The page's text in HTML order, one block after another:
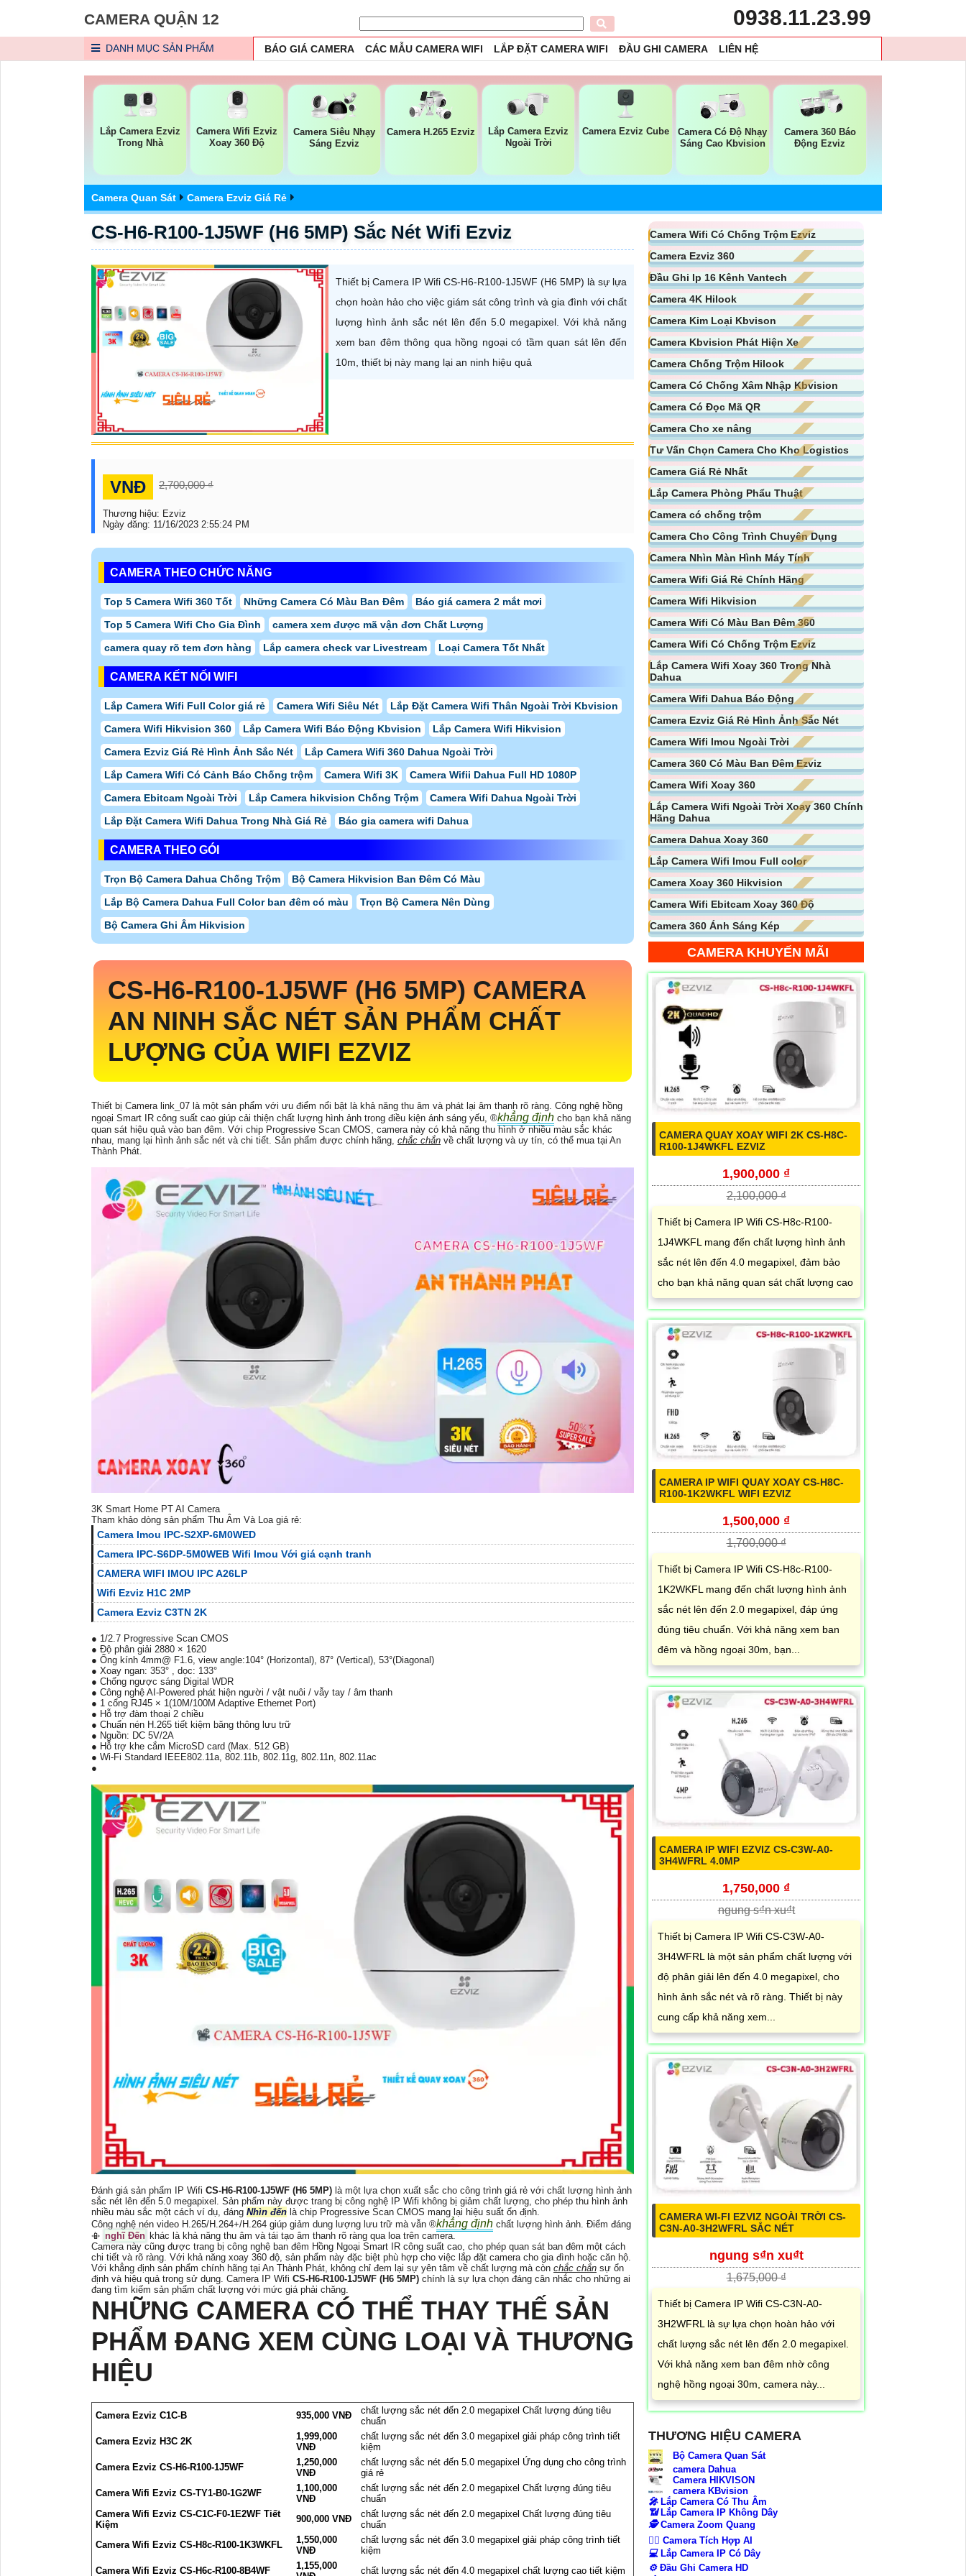
CAMERA QUẬN 12 0938.11.23.99
DANH MỤC SẢN PHẨM BÁO GIÁ CAMERA CÁC MẪU CAMERA WIFI LẮP ĐẶT CAMERA WIFI ĐẦU GHI CAMERA LIÊN HỆ
Lắp Camera Ezviz
Trong Nhà
Camera Wifi Ezviz
Xoay 360 Độ
Camera Siêu Nhạy
Sáng Ezviz
Camera H.265 Ezviz
Lắp Camera Ezviz
Ngoài Trời
Camera Ezviz Cube
Camera Có Độ Nhạy
Sáng Cao Kbvision
Camera 360 Báo
Động Ezviz
Camera Quan Sát Camera Ezviz Giá Rẻ
CS-H6-R100-1J5WF (H6 5MP) Sắc Nét Wifi Ezviz
Thiết bị Camera IP Wifi CS-H6-R100-1J5WF (H6 5MP) là sự lựa
chọn hoàn hảo cho việc giám sát công trình và gia đình với chất
lượng hình ảnh sắc nét lên đến 5.0 megapixel. Với khả năng
xem ban đêm thông qua hồng ngoại có tầm quan sát lên đến
10m, thiết bị này mang lại an ninh hiệu quả
VNĐ 2,700,000 ₫
Thương hiệu: Ezviz
Ngày đăng: 11/16/2023 2:55:24 PM
CAMERA THEO CHỨC NĂNG
Top 5 Camera Wifi 360 Tốt Những Camera Có Màu Ban Đêm
Báo giá camera 2 mắt mơi
Top 5 Camera Wifi Cho Gia Đình
camera xem được mã vận đơn Chất Lượng
camera quay rõ tem đơn hàng
Lắp camera check var Livestream Loại Camera Tốt Nhất
CAMERA KẾT NỐI WIFI
Lắp Camera Wifi Full Color giá rẻ Camera Wifi Siêu Nét
Lắp Đặt Camera Wifi Thân Ngoài Trời Kbvision
Camera Wifi Hikvision 360
Lắp Camera Wifi Báo Động Kbvision
Lắp Camera Wifi Hikvision
Camera Ezviz Giá Rẻ Hình Ảnh Sắc Nét
Lắp Camera Wifi 360 Dahua Ngoài Trời
Lắp Camera Wifi Có Cảnh Báo Chống trộm
Camera Wifi 3K
Camera Wifii Dahua Full HD 1080P
Camera Ebitcam Ngoài Trời
Lắp Camera hikvision Chống Trộm
Camera Wifi Dahua Ngoài Trời
Lắp Đặt Camera Wifi Dahua Trong Nhà Giá Rẻ
Báo gia camera wifi Dahua
CAMERA THEO GÓI
Trọn Bộ Camera Dahua Chống Trộm
Bộ Camera Hikvision Ban Đêm Có Màu
Lắp Bộ Camera Dahua Full Color ban đêm có màu
Trọn Bộ Camera Nên Dùng
Bộ Camera Ghi Âm Hikvision
CS-H6-R100-1J5WF (H6 5MP) CAMERA
AN NINH SẮC NÉT SẢN PHẨM CHẤT
LƯỢNG CỦA WIFI EZVIZ
Thiết bị Camera link_07 là một sản phẩm với ưu điểm nổi bật là khả năng thu âm và phát lại âm thanh rõ ràng. Công nghệ hồng
ngoại Smart IR công suất cao giúp cải thiện chất lượng hình ảnh trong điều kiện ánh sáng yếu, ®️khẳng định cho bạn khả năng
quan sát hiệu quả vào ban đêm. Với chip Progressive Scan CMOS, camera này có khả năng thu hình ở nhiều màu sắc khác
nhau, mang lại hình ảnh sắc nét và chi tiết. Sản phẩm được chính hãng, chắc chắn về chất lượng và uy tín, có thể mua tại An
Thành Phát.
3K Smart Home PT AI Camera
Tham khảo dòng sản phẩm Thu Âm Và Loa giá rẻ:
Camera Imou IPC-S2XP-6M0WED
Camera IPC-S6DP-5M0WEB Wifi Imou Với giá cạnh tranh
CAMERA WIFI IMOU IPC A26LP
Wifi Ezviz H1C 2MP
Camera Ezviz C3TN 2K
● 1/2.7 Progressive Scan CMOS
● Độ phân giải 2880 × 1620
● Ống kính 4mm@ F1.6, view angle:104° (Horizontal), 87° (Vertical), 53°(Diagonal)
● Xoay ngan: 353° , dọc: 133°
● Chống ngược sáng Digital WDR
● Công nghệ AI-Powered phát hiện người / vật nuôi / vẫy tay / âm thanh
● 1 cổng RJ45 × 1(10M/100M Adaptive Ethernet Port)
● Hỗ trợ đàm thoại 2 chiều
● Chuẩn nén H.265 tiết kiệm băng thông lưu trữ
● Nguồn: DC 5V/2A
● Hỗ trợ khe cắm MicroSD card (Max. 512 GB)
● Wi-Fi Standard IEEE802.11a, 802.11b, 802.11g, 802.11n, 802.11ac
●
Đánh giá sản phẩm IP Wifi CS-H6-R100-1J5WF (H6 5MP) là một lựa chọn xuất sắc cho công trình giá rẻ với chất lượng hình ảnh
sắc nét lên đến 5.0 megapixel. Sản phẩm này được trang bị công nghệ IP Wifi không bị giảm chất lượng, cho phép thu hình ảnh
nhiều màu sắc một cách ví dụ, đáng Nhìn đến là chip Progressive Scan CMOS mang lại hiệu suất ổn định.
Công nghệ nén video H.265/H.264+/H.264 giúp giảm dung lượng lưu trữ mà vẫn ®️khẳng định chất lượng hình ảnh. Điểm đáng
📳 nghĩ Đến khác là khả năng thu âm và tái tạo âm thanh rõ ràng qua loa trên camera.
Camera này cũng được trang bị công nghệ ban đêm Hồng Ngoại Smart IR công suất cao, cho phép quan sát ban đêm một cách
chi tiết và rõ ràng. Với khả năng xoay 360 độ, sản phẩm này đặc biệt phù hợp cho việc lắp đặt camera cho gia đình hoặc căn hộ.
Với khẳng định sản phẩm chính hãng tại An Thành Phát, không chỉ đem lại sự yên tâm về chất lượng mà còn chắc chắn sự ổn
định và hiệu quả trong sử dụng. Camera IP Wifi CS-H6-R100-1J5WF (H6 5MP) chính là sự lựa chọn đáng cân nhắc cho những ai
đang tìm kiếm sản phẩm chất lượng với mức giá phải chăng.
NHỮNG CAMERA CÓ THỂ THAY THẾ SẢN
PHẨM ĐANG XEM CÙNG LOẠI VÀ THƯƠNG
HIỆU
Camera Ezviz C1C-B 935,000 VNĐ
chất lượng sắc nét đến 2.0 megapixel Chất lượng đúng tiêu
chuẩn
Camera Ezviz H3C 2K
1,999,000
VNĐ
chất lượng sắc nét đến 3.0 megapixel giải pháp công trình tiết
kiệm
Camera Ezviz CS-H6-R100-1J5WF
1,250,000
VNĐ
chất lượng sắc nét đến 5.0 megapixel Ứng dụng cho công trình
giá rẻ
Camera Wifi Ezviz CS-TY1-B0-1G2WF
1,100,000
VNĐ
chất lượng sắc nét đến 2.0 megapixel Chất lượng đúng tiêu
chuẩn
Camera Wifi Ezviz CS-C1C-F0-1E2WF Tiết
Kiệm
900,000 VNĐ
chất lượng sắc nét đến 2.0 megapixel Chất lượng đúng tiêu
chuẩn
Camera Wifi Ezviz CS-H8c-R100-1K3WKFL
1,550,000
VNĐ
chất lượng sắc nét đến 3.0 megapixel giải pháp công trình tiết
kiệm
Camera Wifi Ezviz CS-H6c-R100-8B4WF
1,155,000
chất lượng sắc nét đến 4.0 megapixel chất lượng cao tiết kiệm
Camera Wifi Có Chống Trộm Ezviz
Camera Ezviz 360
Đầu Ghi Ip 16 Kênh Vantech
Camera 4K Hilook
Camera Kim Loại Kbvison
Camera Kbvision Phát Hiện Xe
Camera Chống Trộm Hilook
Camera Có Chống Xâm Nhập Kbvision
Camera Có Đọc Mã QR
Camera Cho xe nâng
Tư Vấn Chọn Camera Cho Kho Logistics
Camera Giá Rẻ Nhất
Lắp Camera Phòng Phẩu Thuật
Camera có chống trộm
Camera Cho Công Trình Chuyên Dụng
Camera Nhìn Màn Hình Máy Tính
Camera Wifi Giá Rẻ Chính Hãng
Camera Wifi Hikvision
Camera Wifi Có Màu Ban Đêm 360
Camera Wifi Có Chống Trộm Ezviz
Lắp Camera Wifi Xoay 360 Trong Nhà
Dahua
Camera Wifi Dahua Báo Động
Camera Ezviz Giá Rẻ Hình Ảnh Sắc Nét
Camera Wifi Imou Ngoài Trời
Camera 360 Có Màu Ban Đêm Ezviz
Camera Wifi Xoay 360
Lắp Camera Wifi Ngoài Trời Xoay 360 Chính
Hãng Dahua
Camera Dahua Xoay 360
Lắp Camera Wifi Imou Full color
Camera Xoay 360 Hikvision
Camera Wifi Ebitcam Xoay 360 Độ
Camera 360 Ánh Sáng Kép
CAMERA KHUYẾN MÃI
CAMERA QUAY XOAY WIFI 2K CS-H8C-
R100-1J4WKFL EZVIZ
1,900,000 ₫
2,100,000 ₫
Thiết bị Camera IP Wifi CS-H8c-R100-
1J4WKFL mang đến chất lượng hình ảnh
sắc nét lên đến 4.0 megapixel, đảm bảo
cho bạn khả năng quan sát chất lượng cao
CAMERA IP WIFI QUAY XOAY CS-H8C-
R100-1K2WKFL WIFI EZVIZ
1,500,000 ₫
1,700,000 ₫
Thiết bị Camera IP Wifi CS-H8c-R100-
1K2WKFL mang đến chất lượng hình ảnh
sắc nét lên đến 2.0 megapixel, đáp ứng
đúng tiêu chuẩn. Với khả năng xem ban
đêm và hồng ngoại 30m, bạn...
CAMERA IP WIFI EZVIZ CS-C3W-A0-
3H4WFRL 4.0MP
1,750,000 ₫
ngung s₫n xu₫t
Thiết bị Camera IP Wifi CS-C3W-A0-
3H4WFRL là một sản phẩm chất lượng với
độ phân giải lên đến 4.0 megapixel, cho
hình ảnh sắc nét và rõ ràng. Thiết bị này
cung cấp khả năng xem...
CAMERA WI-FI EZVIZ NGOÀI TRỜI CS-
C3N-A0-3H2WFRL SẮC NÉT
ngung s₫n xu₫t
1,675,000 ₫
Thiết bị Camera IP Wifi CS-C3N-A0-
3H2WFRL là sự lựa chọn hoàn hảo với
chất lượng sắc nét lên đến 2.0 megapixel.
Với khả năng xem ban đêm nhờ công
nghệ hồng ngoại 30m, camera này...
THƯƠNG HIỆU CAMERA
Bộ Camera Quan Sát
camera Dahua
Camera HIKVISON
camera KBvision
️🎤️ Lắp Camera Có Thu Âm
📶 Lắp Camera IP Không Dây
🕵️Camera Zoom Quang
🧛‍♀️ Camera Tích Hợp AI
💻Lắp Camera IP Có Dây
⚙️Đầu Ghi Camera HD